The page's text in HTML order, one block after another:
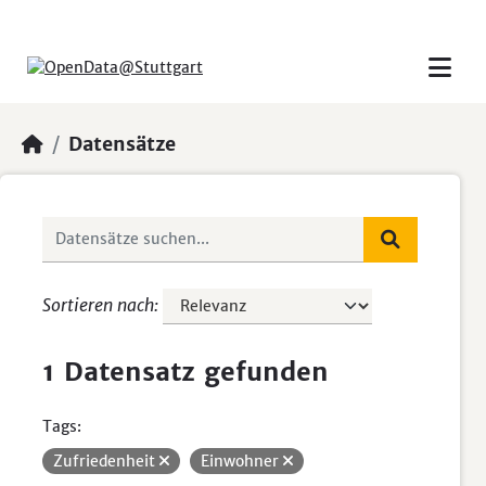
Datensätze
Sortieren nach
1 Datensatz gefunden
Tags:
Zufriedenheit
Einwohner